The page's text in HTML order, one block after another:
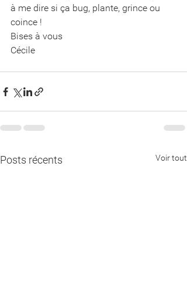
à me dire si ça bug, plante, grince ou
coince !
Bises à vous
Cécile
Posts récents Voir tout